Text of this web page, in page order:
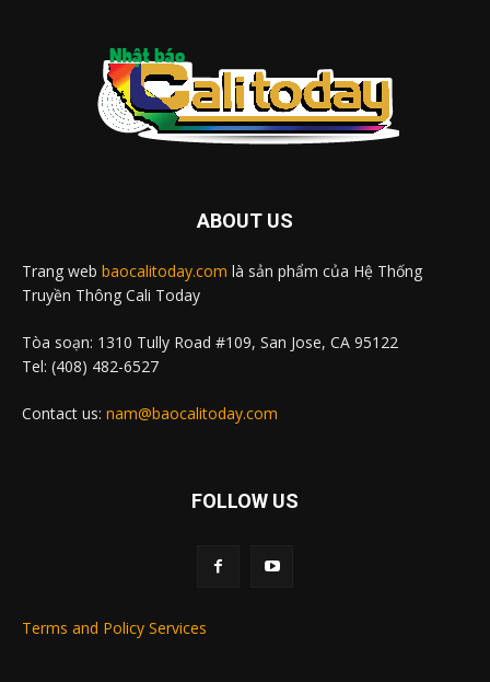
ABOUT US
Trang web baocalitoday.com là sản phẩm của Hệ Thống
Truyền Thông Cali Today
Tòa soạn: 1310 Tully Road #109, San Jose, CA 95122
Tel: (408) 482-6527
Contact us: nam@baocalitoday.com
FOLLOW US
Terms and Policy Services